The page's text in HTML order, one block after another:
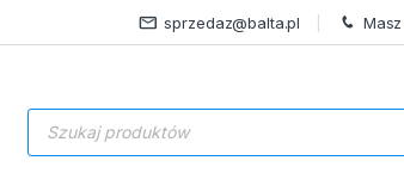
sprzedaz@balta.pl
Wyszukiwarka produktów